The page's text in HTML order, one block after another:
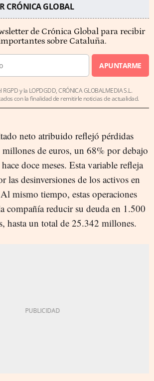
CRÓNICA GLOBAL
de Crónica Global para recibir
sobre Cataluña.
APUNTARME
y la LOPDGDD, CRÓNICA GLOBALMEDIA S.L.
con la finalidad de remitirle noticias de actualidad.
neto atribuido reflejó pérdidas
de euros, un 68% por debajo
doce meses. Esta variable refleja
las desinversiones de los activos en
mismo tiempo, estas operaciones
compañía reducir su deuda en 1.500
hasta un total de 25.342 millones.